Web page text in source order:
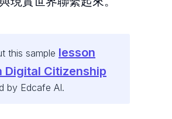
this sample lesson
Digital Citizenship
by Edcafe AI.